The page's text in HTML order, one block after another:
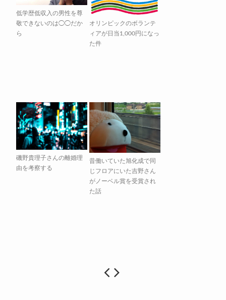
低学歴低収入の男性を尊
敬できないのは◯◯だか
ら
オリンピックのボランテ
ィアが日当1,000円になっ
た件
磯野貴理子さんの離婚理
由を考察する
昔働いていた旭化成で同
じフロアにいた吉野さん
がノーベル賞を受賞され
た話